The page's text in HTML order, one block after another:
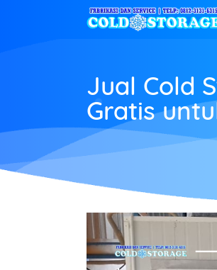
Jual Cold
Gratis